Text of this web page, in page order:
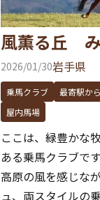
風薫る丘
2026/01/30岩手県
乗馬クラブ 最寄駅か
屋内馬場
ここは、緑豊かな
ある乗馬クラブです
高原の風を感じな
ュ、両スタイルの